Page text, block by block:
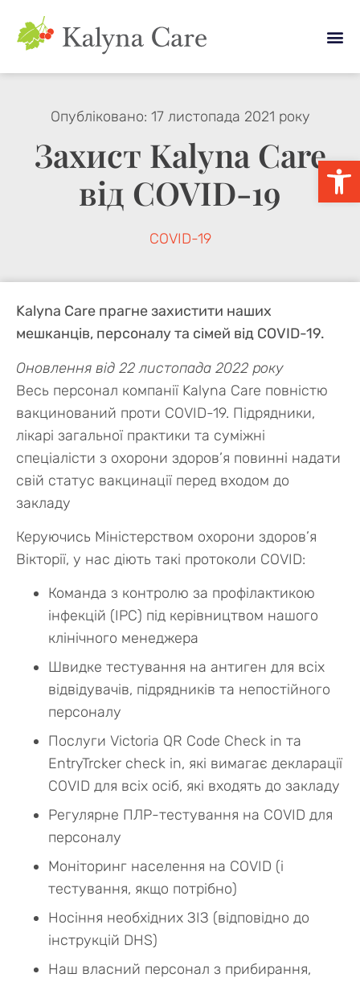
Опубліковано: 17 листопада 2021 року
Захист Kalyna Care
від COVID-19
COVID-19
Kalyna Care прагне захистити наших
мешканців, персоналу та сімей від COVID-19.
Оновлення від 22 листопада 2022 року
Весь персонал компанії Kalyna Care повністю
вакцинований проти COVID-19. Підрядники,
лікарі загальної практики та суміжні
спеціалісти з охорони здоров’я повинні надати
свій статус вакцинації перед входом до
закладу
Керуючись Міністерством охорони здоров’я
Вікторії, у нас діють такі протоколи COVID:
Команда з контролю за профілактикою
інфекцій (IPC) під керівництвом нашого
клінічного менеджера
Швидке тестування на антиген для всіх
відвідувачів, підрядників та непостійного
персоналу
Послуги Victoria QR Code Check in та
EntryTrcker check in, які вимагає декларації
COVID для всіх осіб, які входять до закладу
Регулярне ПЛР-тестування на COVID для
персоналу
Моніторинг населення на COVID (і
тестування, якщо потрібно)
Носіння необхідних ЗІЗ (відповідно до
інструкцій DHS)
Наш власний персонал з прибирання,